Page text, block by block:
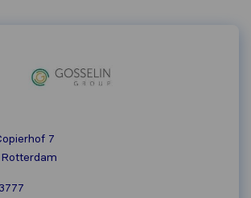
7
Rotterdam